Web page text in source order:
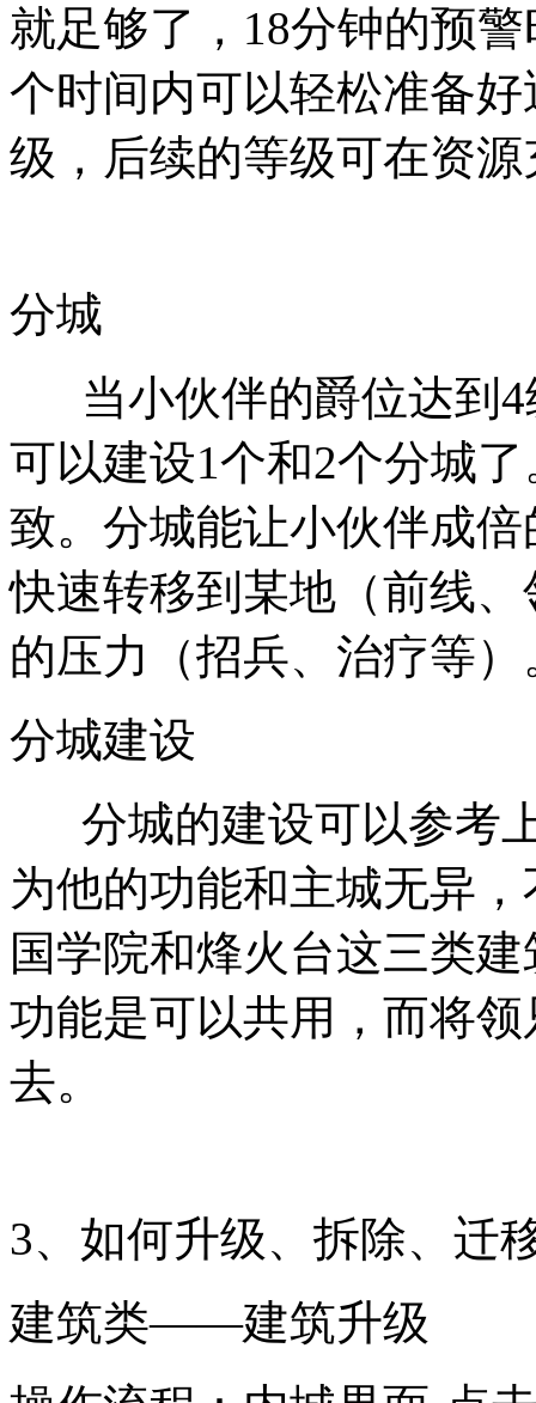
就足够了，18分钟的预
个时间内可以轻松准备
级，后续的等级可在资
分城
当小伙伴的爵位达到4
可以建设1个和2个分城
致。分城能让小伙伴成
快速转移到某地（前线
的压力（招兵、治疗等）
分城建设
分城的建设可以参考
为他的功能和主城无异
国学院和烽火台这三类
功能是可以共用，而将
去。
3、如何升级、拆除、迁
建筑类——建筑升级